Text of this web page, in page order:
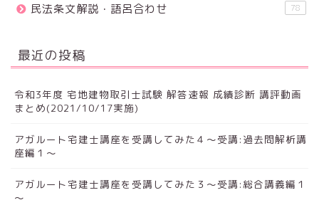
民法条文解説・語呂合わせ 78
最近の投稿
令和3年度 宅地建物取引士試験 解答速報 成績診断 講評動画
まとめ(2021/10/17実施)
アガルート宅建士講座を受講してみた４～受講:過去問解析講
座編１～
アガルート宅建士講座を受講してみた３～受講:総合講義編１
～